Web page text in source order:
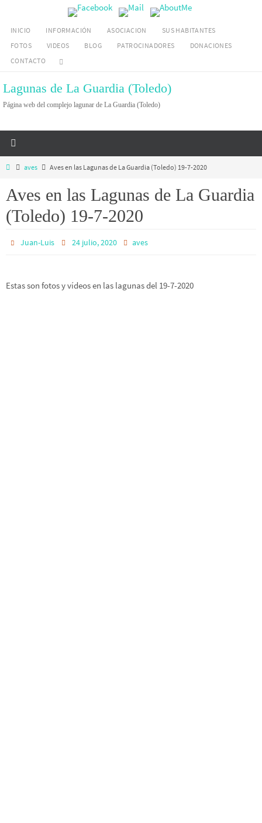
contenido
INICIO INFORMACIÓN ASOCIACION
SUS HABITANTES
FOTOS
VIDEOS BLOG PATROCINADORES
DONACIONES
CONTACTO
Lagunas de La Guardia (Toledo)
Página web del complejo lagunar de La Guardia (Toledo)
Inicioaves Aves en las Lagunas de La Guardia (Toledo) 19-7-2020
Aves en las Lagunas de La Guardia
(Toledo) 19-7-2020
Juan-Luis 24 julio, 2020 aves
Estas son fotos y vídeos en las lagunas del 19-7-2020